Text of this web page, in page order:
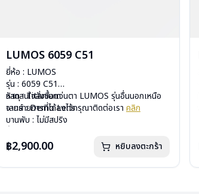
LUMOS 6059 C51
ยี่ห้อ : LUMOS
รุ่น : 6059 C51
วัสดุ : Titanium
เลนส์ : Demo Lens
บานพับ : ไม่มีสปริง
อุปกรณ์ : กล่องแว่น , ผ้าเช็ดแว่น
หากสนใจสั่งชื้อแว่นตา LUMOS รุ่นอื่นนอกเหนือ
จากรายการที่ได้ลงไว้กรุณาติดต่อเรา คลิก
฿2,900.00 หยิบลงตะกร้า